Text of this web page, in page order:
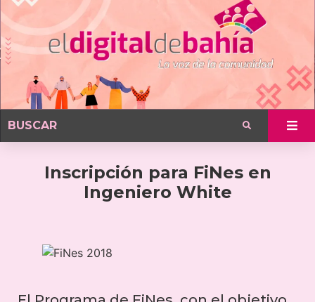
Inscripción para FiNes en
Ingeniero White